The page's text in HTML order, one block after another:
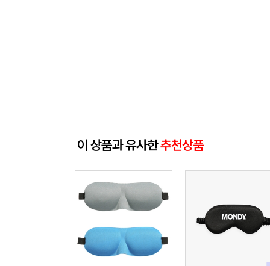
이 상품과 유사한추천상품